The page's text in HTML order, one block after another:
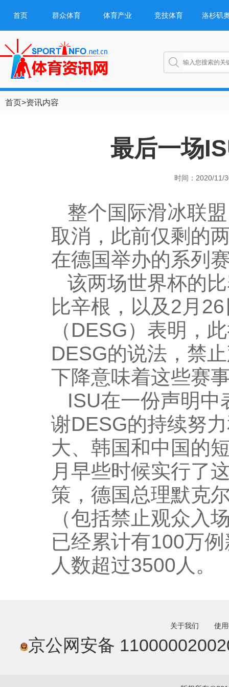
首页 群众体育 体育产业 竞技体育 洛杉矶
首页>资讯内容
最后一场
时间：2020/11/
整个国际滑冰联
取消，此前仅剩的
在德国举办的系列
该两场世界杯的
比辛根，以及2月
（DESG）表明，
DESG的说法，禁
下降意味着这些赛
ISU在一份声明
谢DESG的持续努
大、韩国和中国的
月早些时候实行了
策，德国总理默克
（包括禁止观众入
已经累计有100万
人数超过3500人。
关于我们 使
京公网安备